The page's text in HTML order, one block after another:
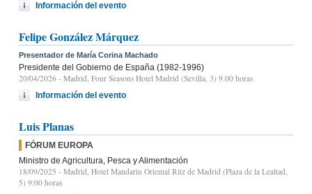
Información del evento
Felipe González Márquez
Presentador de María Corina Machado
Presidente del Gobierno de España (1982-1996)
20/04/2026 - Madrid, Four Seasons Hotel Madrid (Sevilla, 3) 9.00 horas
Información del evento
Luis Planas
FÓRUM EUROPA
Ministro de Agricultura, Pesca y Alimentación
18/09/2025 - Madrid, Hotel Mandarin Oriental Ritz de Madrid (Plaza de la Lealtad,
5) 9:00 horas